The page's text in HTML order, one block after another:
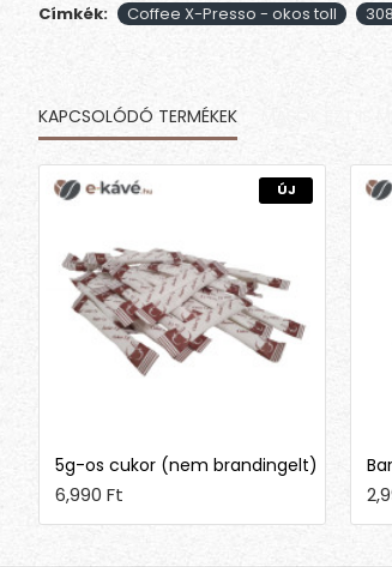
Címkék: Coffee X-Presso - okos toll
KAPCSOLÓDÓ TERMÉKEK
ÚJ
5g-os cukor (nem brandingelt)
6,990 Ft